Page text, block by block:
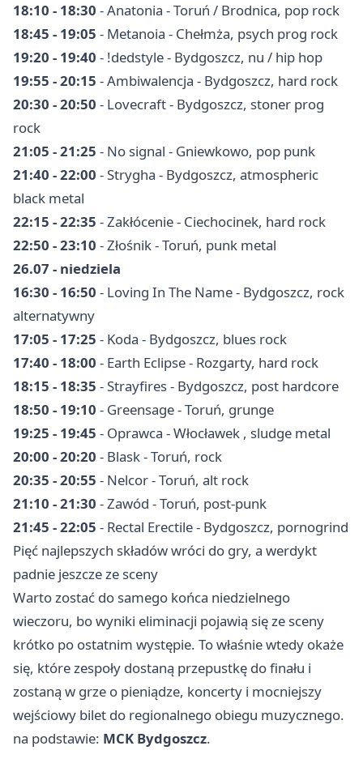
18:10 - 18:30 - Anatonia -Toruń / Brodnica, pop rock
18:45 - 19:05 - Metanoia - Chełmża, psych prog rock
19:20 - 19:40 - !dedstyle - Bydgoszcz, nu / hip hop
19:55 - 20:15 - Ambiwalencja - Bydgoszcz, hard rock
20:30 - 20:50 - Lovecraft - Bydgoszcz, stoner prog
rock
21:05 - 21:25 - No signal - Gniewkowo, pop punk
21:40 - 22:00 - Strygha - Bydgoszcz, atmospheric
black metal
22:15 - 22:35 - Zakłócenie - Ciechocinek, hard rock
22:50 - 23:10 - Złośnik - Toruń, punk metal
26.07 - niedziela
16:30 - 16:50 - Loving In The Name - Bydgoszcz, rock
alternatywny
17:05 - 17:25 - Koda - Bydgoszcz, blues rock
17:40 - 18:00 - Earth Eclipse - Rozgarty, hard rock
18:15 - 18:35 - Strayfires - Bydgoszcz, post hardcore
18:50 - 19:10 - Greensage - Toruń, grunge
19:25 - 19:45 - Oprawca -Włocławek , sludge metal
20:00 - 20:20 - Blask - Toruń, rock
20:35 - 20:55 - Nelcor - Toruń, alt rock
21:10 - 21:30 - Zawód - Toruń, post-punk
21:45 - 22:05 - Rectal Erectile - Bydgoszcz, pornogrind
Pięć najlepszych składów wróci do gry, a werdykt
padnie jeszcze ze sceny
Warto zostać do samego końca niedzielnego
wieczoru, bo wyniki eliminacji pojawią się ze sceny
krótko po ostatnim występie. To właśnie wtedy okaże
się, które zespoły dostaną przepustkę do finału i
zostaną w grze o pieniądze, koncerty i mocniejszy
wejściowy bilet do regionalnego obiegu muzycznego.
na podstawie: MCK Bydgoszcz.